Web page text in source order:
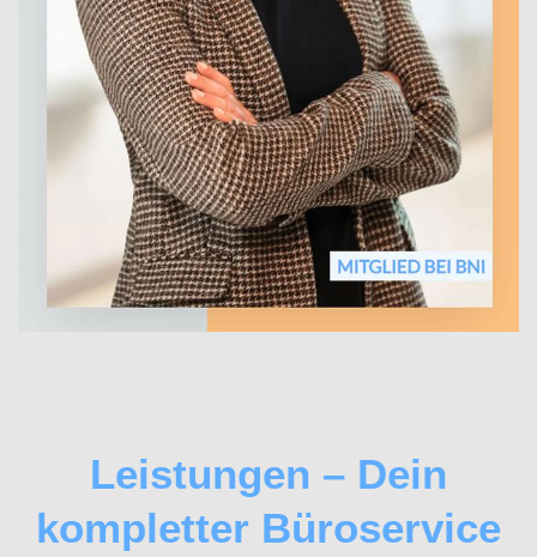
Leistungen – Dein
kompletter Büroservice